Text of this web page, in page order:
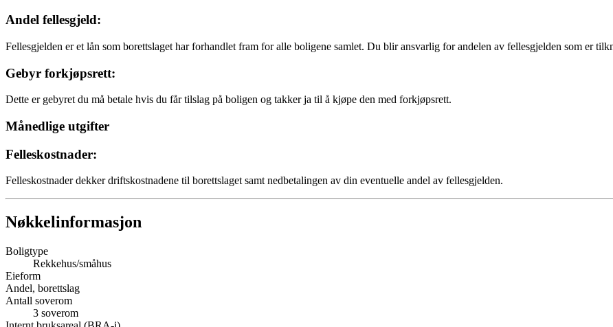
Andel fellesgjeld:
Fellesgjelden er et lån som borettslaget har forhandlet fram for alle boligene samlet. Du blir ansvarlig for andelen av fellesgjelden som er
Gebyr forkjøpsrett:
Dette er gebyret du må betale hvis du får tilslag på boligen og takker ja til å kjøpe den med forkjøpsrett.
Månedlige utgifter
Felleskostnader:
Felleskostnader dekker driftskostnadene til borettslaget samt nedbetalingen av din eventuelle andel av fellesgjelden.
Nøkkelinformasjon
Boligtype
Rekkehus/småhus
Eieform
Andel, borettslag
Antall soverom
3 soverom